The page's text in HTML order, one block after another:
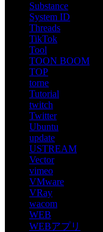
Substance
System ID
Threads
TikTok
Tool
TOON BOOM
TOP
torne
Tutorial
twitch
Twitter
Ubuntu
update
USTREAM
Vector
vimeo
VMware
VRay
wacom
WEB
WEBアプリ